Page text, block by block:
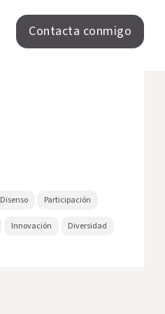
Contacta conmigo
Disenso Participación
Innovación Diversidad